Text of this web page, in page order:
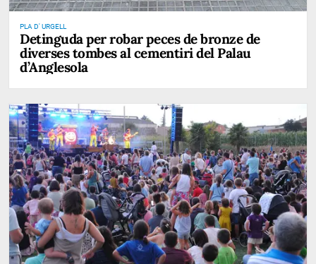
PLA D' URGELL
Detinguda per robar peces de bronze de
diverses tombes al cementiri del Palau
d’Anglesola